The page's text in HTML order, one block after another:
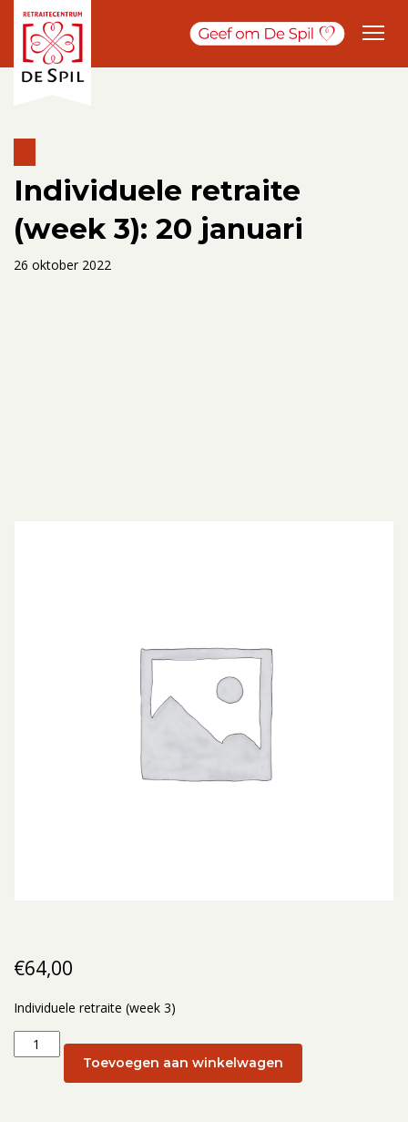
Individuele retraite
(week 3): 20 januari
26 oktober 2022
€64,00
Individuele retraite (week 3)
Individuele
retraite
Toevoegen aan winkelwagen